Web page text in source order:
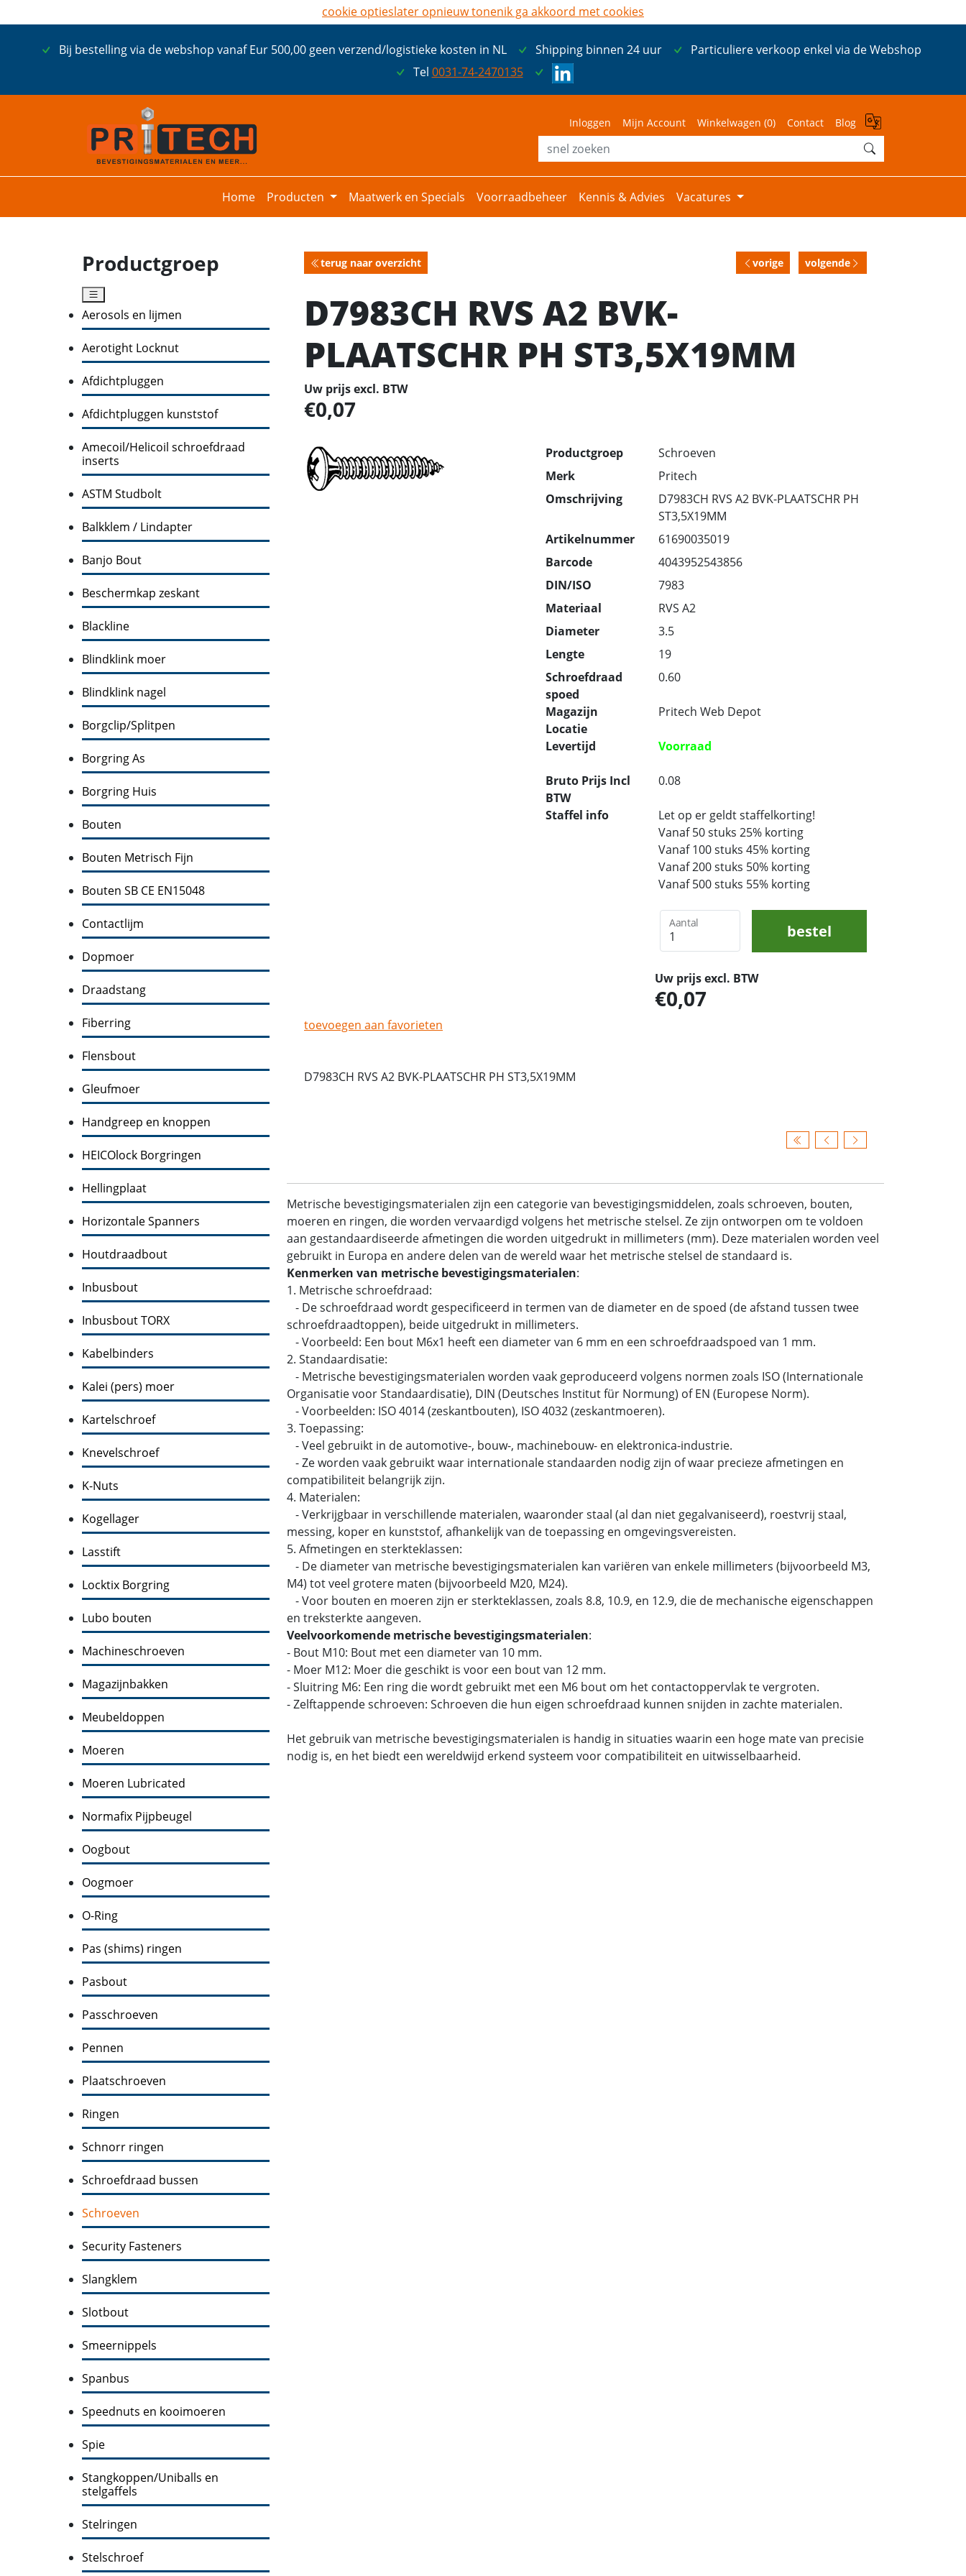
Bij bestelling via de webshop vanaf Eur 500,00 geen verzend/logistieke kosten in NL Shipping binnen 24 uur
Particuliere verkoop enkel via de Webshop
Tel 0031-74-2470135
Inloggen Mijn Account Winkelwagen (0) Contact Blog
Home Producten Maatwerk en Specials Voorraadbeheer Kennis & Advies Vacatures
Productgroep
Aerosols en lijmen
Aerotight Locknut
Afdichtpluggen
Afdichtpluggen kunststof
Amecoil/Helicoil schroefdraad
inserts
ASTM Studbolt
Balkklem / Lindapter
Banjo Bout
Beschermkap zeskant
Blackline
Blindklink moer
Blindklink nagel
Borgclip/Splitpen
Borgring As
Borgring Huis
Bouten
Bouten Metrisch Fijn
Bouten SB CE EN15048
Contactlijm
Dopmoer
Draadstang
Fiberring
Flensbout
Gleufmoer
Handgreep en knoppen
HEICOlock Borgringen
Hellingplaat
Horizontale Spanners
Houtdraadbout
Inbusbout
Inbusbout TORX
Kabelbinders
Kalei (pers) moer
Kartelschroef
Knevelschroef
K-Nuts
Kogellager
Lasstift
Locktix Borgring
Lubo bouten
Machineschroeven
Magazijnbakken
Meubeldoppen
Moeren
Moeren Lubricated
Normafix Pijpbeugel
Oogbout
Oogmoer
O-Ring
Pas (shims) ringen
Pasbout
Passchroeven
Pennen
Plaatschroeven
Ringen
Schnorr ringen
Schroefdraad bussen
Schroeven
Security Fasteners
Slangklem
Slotbout
Smeernippels
Spanbus
Speednuts en kooimoeren
Spie
Stangkoppen/Uniballs en
stelgaffels
Stelringen
Stelschroef
terug naar overzicht vorige volgende
D7983CH RVS A2 BVK-
PLAATSCHR PH ST3,5X19MM
Uw prijs excl. BTW
0,07
Productgroep
Schroeven
Merk
Pritech
Omschrijving
D7983CH RVS A2 BVK-PLAATSCHR PH
ST3,5X19MM
Artikelnummer
61690035019
Barcode
4043952543856
DIN/ISO
7983
Materiaal
RVS A2
Diameter
3.5
Lengte
19
Schroefdraad
spoed
0.60
Magazijn
Locatie
Pritech Web Depot
Levertijd Voorraad
Bruto Prijs Incl
BTW
0.08
Staffel info
Let op er geldt staffelkorting!
Vanaf 50 stuks 25% korting
Vanaf 100 stuks 45% korting
Vanaf 200 stuks 50% korting
Vanaf 500 stuks 55% korting
Aantal bestel
Uw prijs excl. BTW
0,07
toevoegen aan favorieten
D7983CH RVS A2 BVK-PLAATSCHR PH ST3,5X19MM
Metrische bevestigingsmaterialen zijn een categorie van bevestigingsmiddelen, zoals schroeven, bouten,
moeren en ringen, die worden vervaardigd volgens het metrische stelsel. Ze zijn ontworpen om te voldoen
aan gestandaardiseerde afmetingen die worden uitgedrukt in millimeters (mm). Deze materialen worden veel
gebruikt in Europa en andere delen van de wereld waar het metrische stelsel de standaard is.
Kenmerken van metrische bevestigingsmaterialen:
1. Metrische schroefdraad:
- De schroefdraad wordt gespecificeerd in termen van de diameter en de spoed (de afstand tussen twee
schroefdraadtoppen), beide uitgedrukt in millimeters.
- Voorbeeld: Een bout M6x1 heeft een diameter van 6 mm en een schroefdraadspoed van 1 mm.
2. Standaardisatie:
- Metrische bevestigingsmaterialen worden vaak geproduceerd volgens normen zoals ISO (Internationale
Organisatie voor Standaardisatie), DIN (Deutsches Institut für Normung) of EN (Europese Norm).
- Voorbeelden: ISO 4014 (zeskantbouten), ISO 4032 (zeskantmoeren).
3. Toepassing:
- Veel gebruikt in de automotive-, bouw-, machinebouw- en elektronica-industrie.
- Ze worden vaak gebruikt waar internationale standaarden nodig zijn of waar precieze afmetingen en
compatibiliteit belangrijk zijn.
4. Materialen:
- Verkrijgbaar in verschillende materialen, waaronder staal (al dan niet gegalvaniseerd), roestvrij staal,
messing, koper en kunststof, afhankelijk van de toepassing en omgevingsvereisten.
5. Afmetingen en sterkteklassen:
- De diameter van metrische bevestigingsmaterialen kan variëren van enkele millimeters (bijvoorbeeld M3,
M4) tot veel grotere maten (bijvoorbeeld M20, M24).
- Voor bouten en moeren zijn er sterkteklassen, zoals 8.8, 10.9, en 12.9, die de mechanische eigenschappen
en treksterkte aangeven.
Veelvoorkomende metrische bevestigingsmaterialen:
- Bout M10: Bout met een diameter van 10 mm.
- Moer M12: Moer die geschikt is voor een bout van 12 mm.
- Sluitring M6: Een ring die wordt gebruikt met een M6 bout om het contactoppervlak te vergroten.
- Zelftappende schroeven: Schroeven die hun eigen schroefdraad kunnen snijden in zachte materialen.
Het gebruik van metrische bevestigingsmaterialen is handig in situaties waarin een hoge mate van precisie
nodig is, en het biedt een wereldwijd erkend systeem voor compatibiliteit en uitwisselbaarheid.
cookie optieslater opnieuw tonenik ga akkoord met cookies